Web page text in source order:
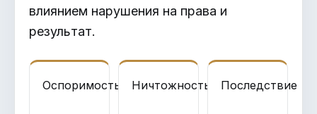
влиянием нарушения на права и
результат.
Оспоримость Ничтожность Последствие